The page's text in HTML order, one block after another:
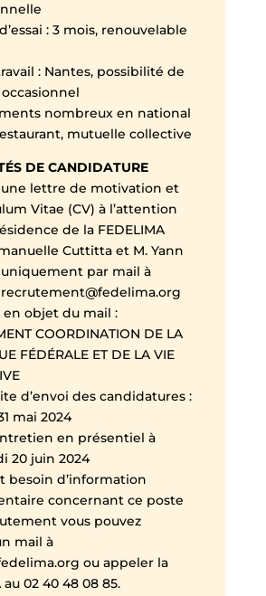
: 3 mois, renouvelable
: Nantes, possibilité de
nombreux en national
mutuelle collective
DE CANDIDATURE
lettre de motivation et
Vitae (CV) à l’attention
de la FEDELIMA
Cuttitta et M. Yann
par mail à
recrutement@fedelima.org
objet du mail :
COORDINATION DE LA
FÉDÉRALE ET DE LA VIE
d’envoi des candidatures :
mai 2024
en présentiel à
20 juin 2024
besoin d’information
concernant ce poste
vous pouvez
mail à
ou appeler la
au 02 40 48 08 85.